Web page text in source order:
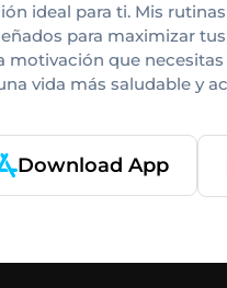
ideal para ti. Mis
para maximizar
motivación que
vida más saludable y
Download App